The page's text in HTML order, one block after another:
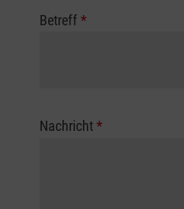
Betreff*
Nachricht*